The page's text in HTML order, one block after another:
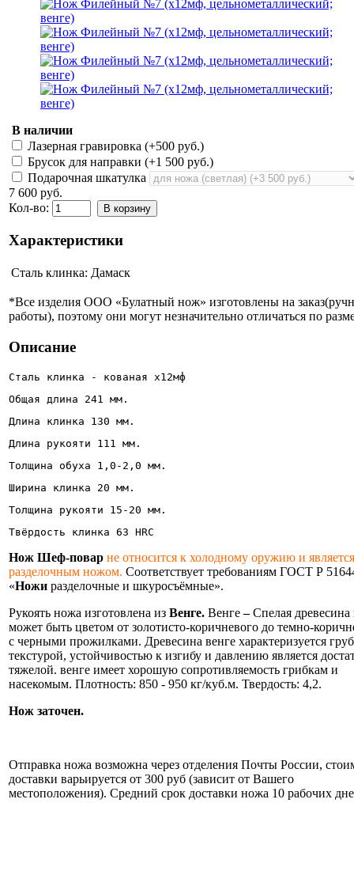
В наличии
Лазерная гравировка (+500 руб.)
Брусок для направки (+1 500 руб.)
Подарочная шкатулка
7 600 руб.
Кол-во:
В корзину
Характеристики
Сталь клинка: Дамаск
*Все изделия ООО «Булатный нож» изготовлены на
работы), поэтому они могут незначительно отличаться по
Описание
Сталь клинка - кованая х12мф
Общая длина 241 мм.
Длина клинка 130 мм.
Длина рукояти 111 мм.
Толщина обуха 1,0-2,0 мм.
Ширина клинка 20 мм.
Толщина рукояти 15-20 мм.
Твёрдость клинка 63 HRC
Нож Шеф-повар не относится к холодному оружию и является
разделочным ножом. Соответствует требованиям ГОСТ Р
«Ножи разделочные и шкуросъёмные».
Рукоять ножа изготовлена из Венге. Венге–Спелая древесина
может быть цветом от золотисто-коричневого до темно-
с черными прожилками. Древесина венге характеризуется
текстурой, устойчивостью к изгибу и давлению является
тяжелой. венге имеет хорошую сопротивляемость грибкам и
насекомым. Плотность: 850 - 950 кг/куб.м. Твердость: 4,2.
Нож заточен.
Отправка ножа возможна через отделения Почты России,
доставки варьируется от 300 руб (зависит от Вашего
местоположения). Средний срок доставки ножа 10 рабочих